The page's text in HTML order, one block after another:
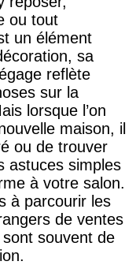
ou tout
un élément
sa
reflète
sur la
lorsque l’on
maison, il
ou de trouver
astuces simples
à votre salon.
à parcourir les
de ventes
souvent de